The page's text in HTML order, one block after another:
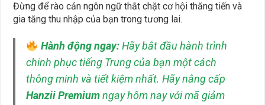
Đừng để rào cản ngôn ngữ thắt chặt cơ hội thăng tiến và
gia tăng thu nhập của bạn trong tương lai.
Hành động ngay:Hãy bắt đầu hành trình
chinh phục tiếng Trung của bạn một cách
thông minh và tiết kiệm nhất. Hãy nâng cấp
Hanzii Premiumngay hôm nay với mã giảm